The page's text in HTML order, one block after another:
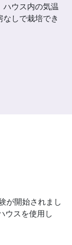
ハウス内の気温
しで栽培でき
が開始されまし
ウスを使用し